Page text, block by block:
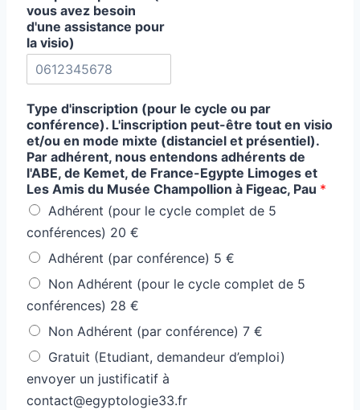
vous avez besoin
d'une assistance pour
la visio)
Type d'inscription (pour le cycle ou par
conférence). L'inscription peut-être tout en visio
et/ou en mode mixte (distanciel et présentiel).
Par adhérent, nous entendons adhérents de
l'ABE, de Kemet, de France-Egypte Limoges et
Les Amis du Musée Champollion à Figeac, Pau *
Adhérent (pour le cycle complet de 5
conférences) 20 €
Adhérent (par conférence) 5 €
Non Adhérent (pour le cycle complet de 5
conférences) 28 €
Non Adhérent (par conférence) 7 €
Gratuit (Etudiant, demandeur d’emploi)
envoyer un justificatif à
contact@egyptologie33.fr